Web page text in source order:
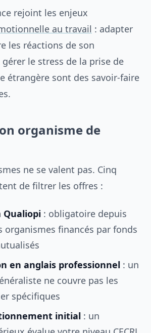
rejoint les enjeux
au travail : adapter
les réactions de son
le stress de la prise de
étrangère sont des savoir-faire
organisme de
ne se valent pas. Cinq
de filtrer les offres :
Qualiopi : obligatoire depuis
organismes financés par fonds
en anglais professionnel : un
ne couvre pas les
spécifiques
initial : un